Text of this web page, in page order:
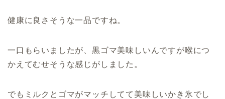
健康に良さそうな一品ですね。
一口もらいましたが、黒ゴマ美味しいんですが喉につ
かえてむせそうな感じがしました。
でもミルクとゴマがマッチしてて美味しいかき氷でし